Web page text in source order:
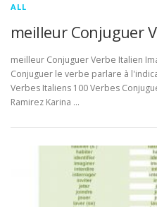
ALL
meilleur Conjuguer
meilleur Conjuguer Verbe Italien
Conjuguer le verbe parlare à
Verbes Italiens 100 Verbes
Ramirez Karina …